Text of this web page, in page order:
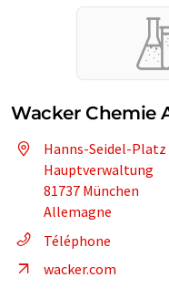
Wacker Chemie
Hanns-Seidel-Platz
Hauptverwaltung
81737 München
Allemagne
Téléphone
wacker.com